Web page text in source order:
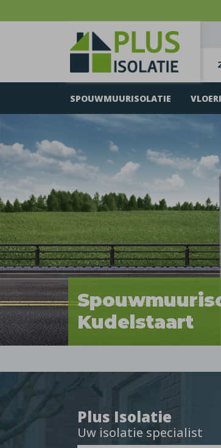
SPOUWMUURISOLATIE
Kudelstaart
Plus Isolatie
Uw isolatie specialist